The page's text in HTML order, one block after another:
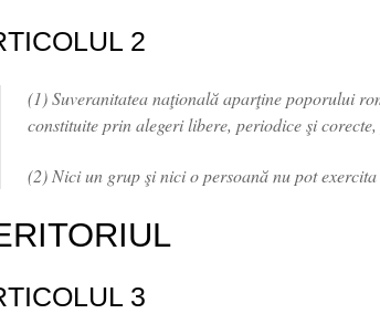
2
(1) Suveranitatea naţională aparţine poporului
constituite prin alegeri libere, periodice şi
(2) Nici un grup şi nici o persoană nu pot
3